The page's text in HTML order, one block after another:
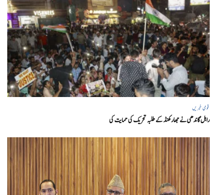
قومی خبریں
راہل گاندھی نے جھارکھنڈ کے طلبہ تحریک کی حمایت کی